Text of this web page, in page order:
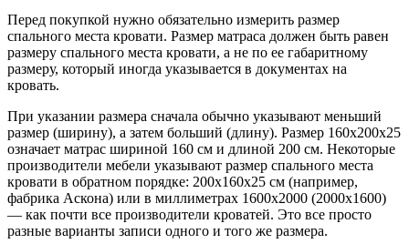
Перед покупкой нужно обязательно измерить размер
спального места кровати. Размер матраса должен быть равен
размеру спального места кровати, а не по ее габаритному
размеру, который иногда указывается в документах на
кровать.
При указании размера сначала обычно указывают меньший
размер (ширину), а затем больший (длину). Размер 160х200х25
означает матрас шириной 160 см и длиной 200 см. Некоторые
производители мебели указывают размер спального места
кровати в обратном порядке: 200х160х25 см (например,
фабрика Аскона) или в миллиметрах 1600х2000 (2000х1600)
— как почти все производители кроватей. Это все просто
разные варианты записи одного и того же размера.